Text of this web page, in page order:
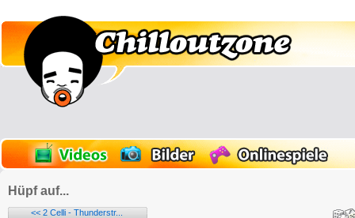
Hüpf auf...
<< 2 Celli - Thunderstr...